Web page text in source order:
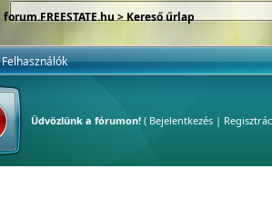
forum.FREESTATE.hu> Kereső űrlap
Felhasználók
Üdvözlünk a fórumon!( Bejelentkezés|